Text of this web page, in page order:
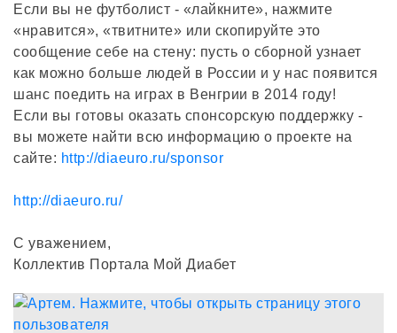
Если вы не футболист - «лайкните», нажмите
«нравится», «твитните» или скопируйте это
сообщение себе на стену: пусть о сборной узнает
как можно больше людей в России и у нас появится
шанс поедить на играх в Венгрии в 2014 году!
Если вы готовы оказать спонсорскую поддержку -
вы можете найти всю информацию о проекте на
сайте: http://diaeuro.ru/sponsor
http://diaeuro.ru/
С уважением,
Коллектив Портала Мой Диабет